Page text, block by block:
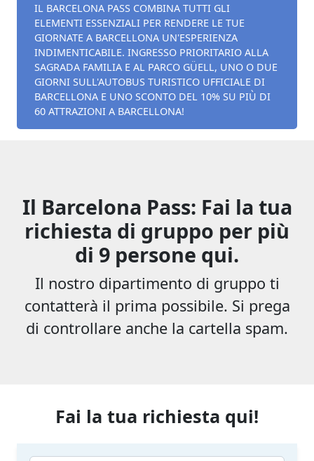
IL BARCELONA PASS COMBINA TUTTI GLI
ELEMENTI ESSENZIALI PER RENDERE LE TUE
GIORNATE A BARCELLONA UN'ESPERIENZA
INDIMENTICABILE. INGRESSO PRIORITARIO ALLA
SAGRADA FAMILIA E AL PARCO GÜELL, UNO O DUE
GIORNI SULL'AUTOBUS TURISTICO UFFICIALE DI
BARCELLONA E UNO SCONTO DEL 10% SU PIÙ DI
60 ATTRAZIONI A BARCELLONA!
Il Barcelona Pass: Fai la tua
richiesta di gruppo per più
di 9 persone qui.
Il nostro dipartimento di gruppo ti
contatterà il prima possibile. Si prega
di controllare anche la cartella spam.
Fai la tua richiesta qui!